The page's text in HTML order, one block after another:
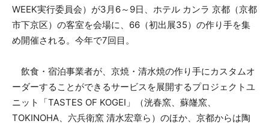
WEEK実行委員会）が3月6～9日、ホテル カンラ 京都（京都
市下京区）の客室を会場に、66（初出展35）の作り手を集
め開催される。今年で7回目。
飲食・宿泊事業者が、京焼・清水焼の作り手にカスタムオ
ーダーすることができるサービスを展開するプロジェクトユ
ニット「TASTES OF KOGEI」（洸春窯、蘇嶐窯、
TOKINOHA、六兵衛窯 清水宏章ら）のほか、京都からは陶